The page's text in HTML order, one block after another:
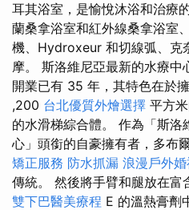
耳其浴室，是愉悅沐浴和治療
蘭桑拿浴室和紅外線桑拿浴室
機、Hydroxeur 和切線弧、克
摩。 斯洛維尼亞最新的水療中
開業已有 35 年，其特色在於
,200 台北優質外燴選擇 平方
的水滑梯綜合體。 作為「斯洛
心」頭銜的自豪擁有者，多布
矯正服務 防水抓漏 浪漫戶外
傳統。 然後將手臂和腿放在富
雙下巴醫美療程 E 的溫熱膏劑